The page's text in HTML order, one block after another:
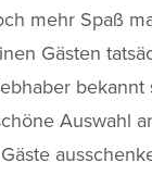
mehr Spaß
Gästen
bekannt
Auswahl